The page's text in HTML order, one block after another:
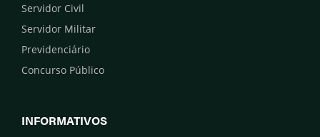
Servidor Civil
Servidor Militar
Previdenciário
Concurso Público
INFORMATIVOS